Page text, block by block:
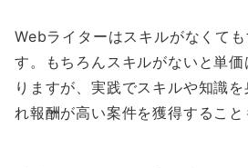
Webライターはスキルがなくて
す。もちろんスキルがないと単
りますが、実践でスキルや知識
れ報酬が高い案件を獲得すること